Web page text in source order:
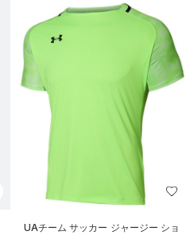
UAチーム サッカー ジャージー ショ